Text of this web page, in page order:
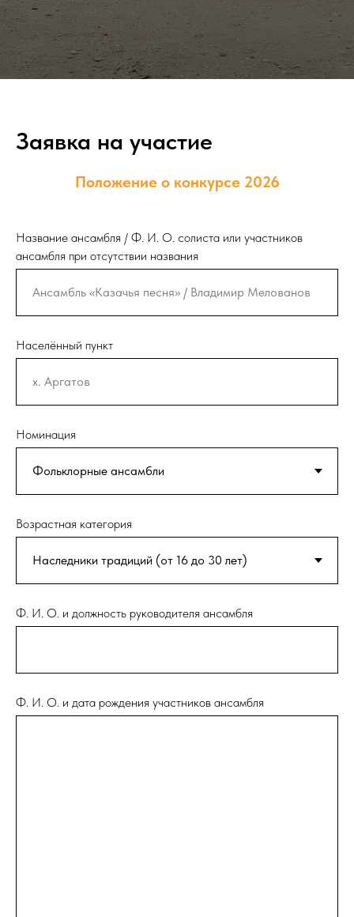
Заявка на участие
Положение о конкурсе 2026
Название ансамбля / Ф. И. О. солиста или участников
ансамбля при отсутствии названия
Населённый пункт
Номинация
Возрастная категория
Ф. И. О. и должность руководителя ансамбля
Ф. И. О. и дата рождения участников ансамбля